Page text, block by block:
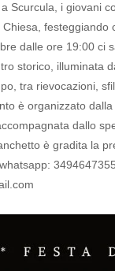
Scurcula, i giovani
dalle ore 19:00 ci
storico, illuminata
tra rievocazioni,
è organizzato
dallo
è gradita la
3494647355